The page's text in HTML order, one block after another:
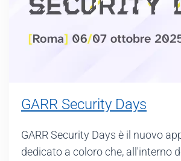
GARR Security Days
GARR Security Days è il nuovo
dedicato a coloro che, all'interno